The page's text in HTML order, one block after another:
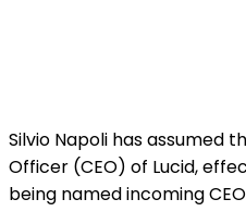
Silvio Napoli has assumed
Officer (CEO) of Lucid,
being named incoming